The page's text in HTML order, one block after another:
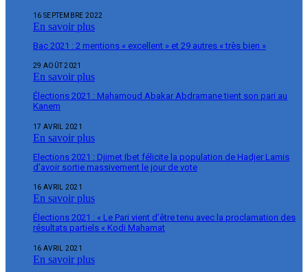
16 SEPTEMBRE 2022
En savoir plus
Bac 2021 : 2 mentions « excellent » et 29 autres « très bien »
29 AOÛT 2021
En savoir plus
Élections 2021 : Mahamoud Abakar Abdramane tient son pari au
Kanem
17 AVRIL 2021
En savoir plus
Elections 2021 : Djimet Ibet félicite la population de Hadjer Lamis
d’avoir sortie massivement le jour de vote
16 AVRIL 2021
En savoir plus
Élections 2021 : « Le Pari vient d’être tenu avec la proclamation des
résultats partiels « Kodi Mahamat
16 AVRIL 2021
En savoir plus